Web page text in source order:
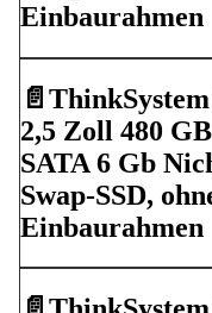
Einbaurahmen
📄️ ThinkSystem
2,5 Zoll 480
SATA 6 Gb
Swap-SSD,
Einbaurahmen